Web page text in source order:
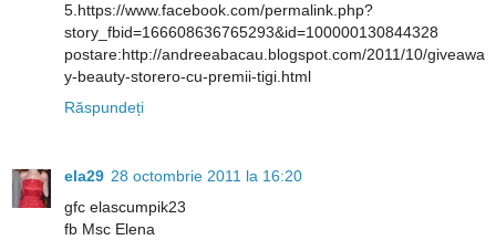
5.https://www.facebook.com/permalink.php?
story_fbid=166608636765293&id=100000130844328
postare:http://andreeabacau.blogspot.com/2011/10/giveawa
y-beauty-storero-cu-premii-tigi.html
Răspundeți
ela29 28 octombrie 2011 la 16:20
gfc elascumpik23
fb Msc Elena